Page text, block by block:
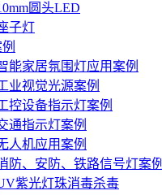
圆头LED
子灯
能家居氛围灯应用案例
业视觉光源案例
控设备指示灯案例
通指示灯案例
人机应用案例
防、安防、铁路信号灯案例
紫光灯珠消毒杀毒